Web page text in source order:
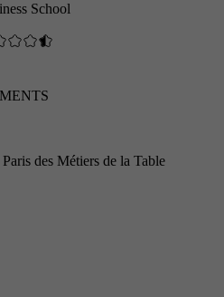
School
des Métiers de la Table